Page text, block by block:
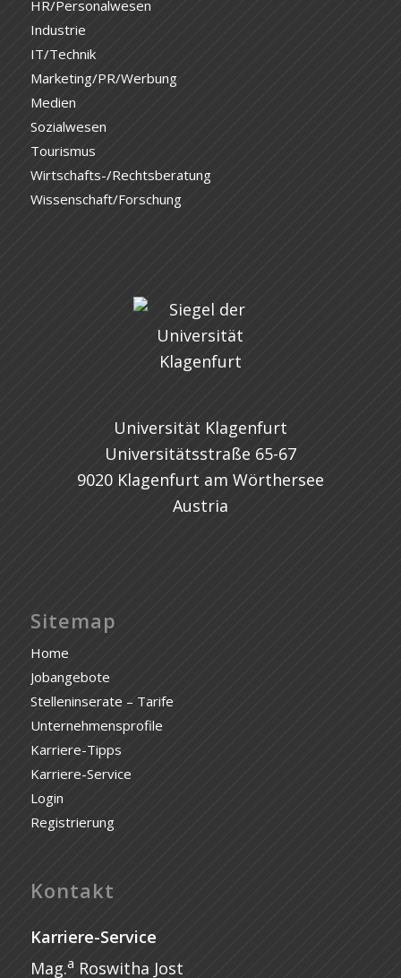
HR/Personalwesen
Industrie
IT/Technik
Marketing/PR/Werbung
Medien
Sozialwesen
Tourismus
Wirtschafts-/Rechtsberatung
Wissenschaft/Forschung
Universität Klagenfurt
Universitätsstraße 65-67
9020 Klagenfurt am Wörthersee
Austria
Sitemap
Home
Jobangebote
Stelleninserate – Tarife
Unternehmensprofile
Karriere-Tipps
Karriere-Service
Login
Registrierung
Kontakt
Karriere-Service
Mag.a Roswitha Jost